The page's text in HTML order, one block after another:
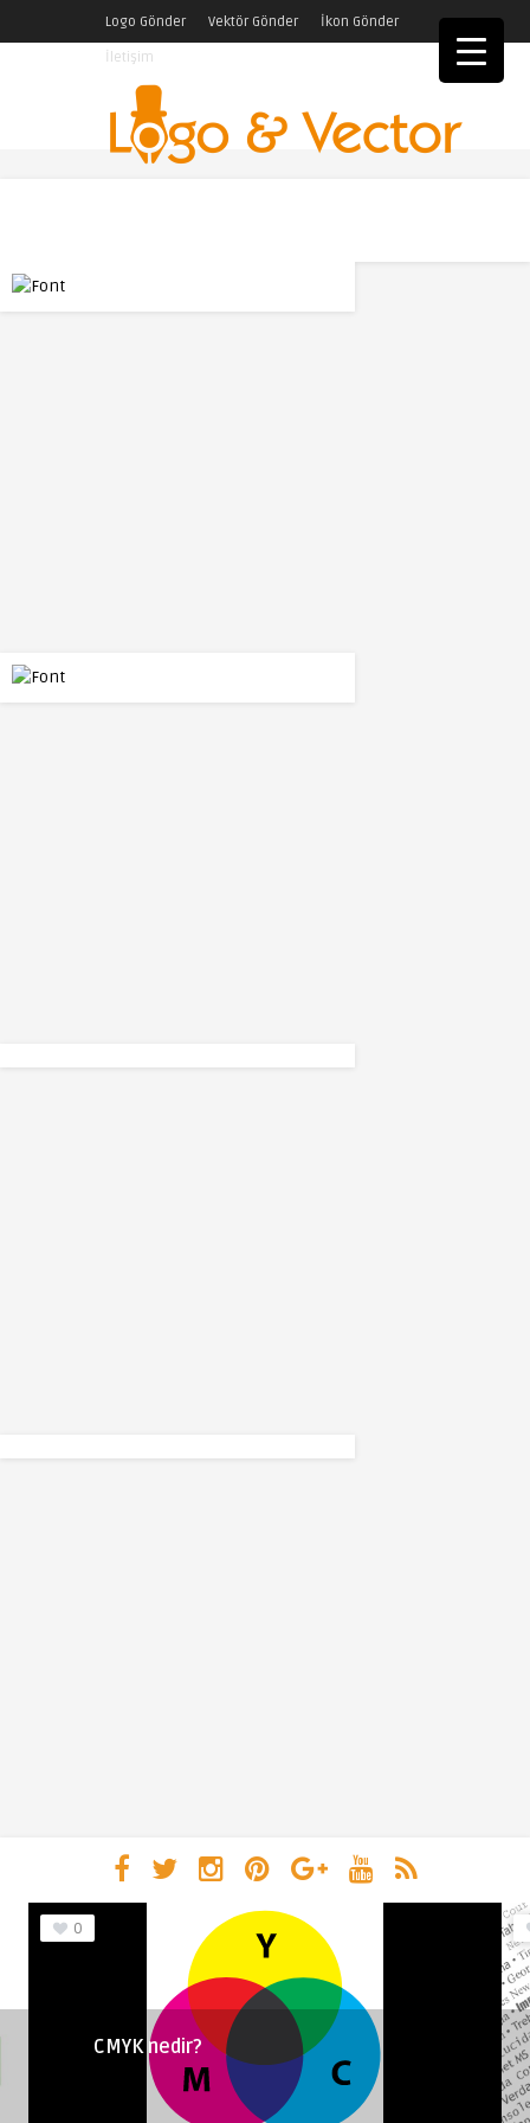
Logo Gönder Vektör Gönder
İkon Gönder
İletişim
0
CMYK nedir?